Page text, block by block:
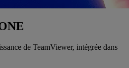
de TeamViewer, intégrée dans